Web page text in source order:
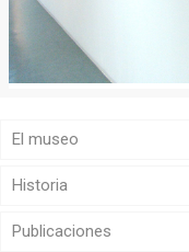
El museo
Historia
Publicaciones